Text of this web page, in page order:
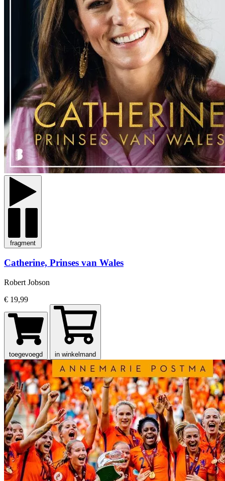
fragment
Catherine, Prinses van Wales
Robert Jobson
€ 19,99
toegevoegd in winkelmand